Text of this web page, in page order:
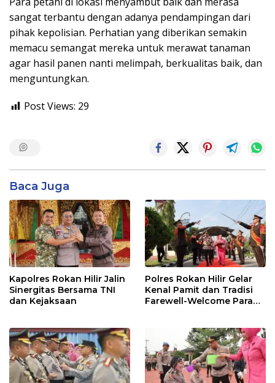
sangat terbantu dengan adanya pendampingan dari
pihak kepolisian. Perhatian yang diberikan semakin
memacu semangat mereka untuk merawat tanaman
agar hasil panen nanti melimpah, berkualitas baik, dan
menguntungkan.
Post Views: 29
Baca Juga
Kapolres Rokan Hilir Jalin
Sinergitas Bersama TNI
dan Kejaksaan
Polres Rokan Hilir Gelar
Kenal Pamit dan Tradisi
Farewell-Welcome Parade